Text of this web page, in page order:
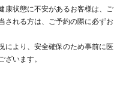
康状態に不安があるお客様は、ご
される方は、ご予約の際に必ずお
により、安全確保のため事前に医
ざいます。